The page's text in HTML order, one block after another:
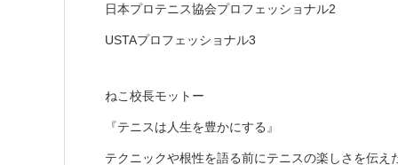
日本プロテニス協会プロフェッショナル2
USTAプロフェッショナル3
ねこ校長モットー
『テニスは人生を豊かにする』
テクニックや根性を語る前にテニスの楽しさを伝え